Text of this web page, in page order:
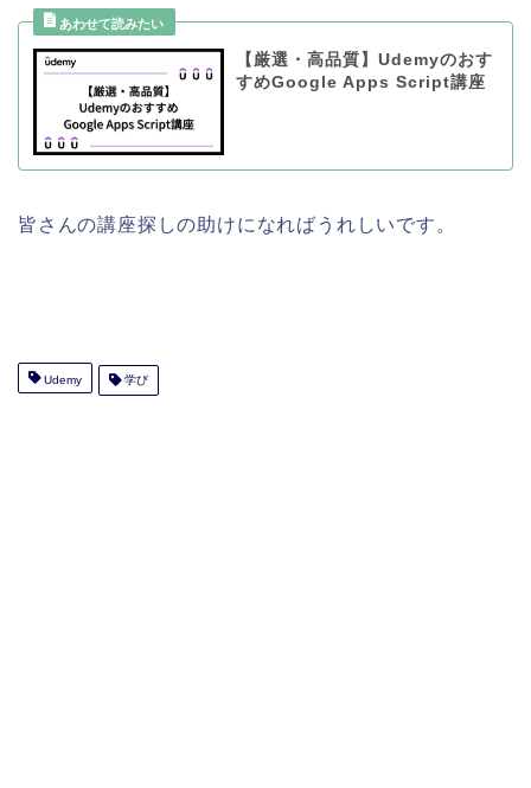
【厳選・高品質】Udemyのおす
すめGoogle Apps Script講座
皆さんの講座探しの助けになればうれしいです。
Udemy 学び